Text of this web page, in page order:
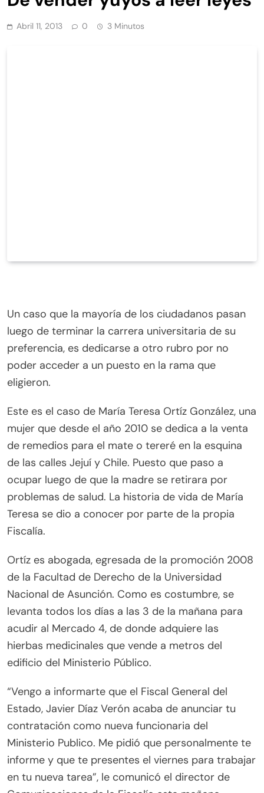
Abril 11, 2013 0 3 Minutos
Un caso que la mayoría de los ciudadanos pasan
luego de terminar la carrera universitaria de su
preferencia, es dedicarse a otro rubro por no
poder acceder a un puesto en la rama que
eligieron.
Este es el caso de María Teresa Ortíz González, una
mujer que desde el año 2010 se dedica a la venta
de remedios para el mate o tereré en la esquina
de las calles Jejuí y Chile. Puesto que paso a
ocupar luego de que la madre se retirara por
problemas de salud. La historia de vida de María
Teresa se dio a conocer por parte de la propia
Fiscalía.
Ortíz es abogada, egresada de la promoción 2008
de la Facultad de Derecho de la Universidad
Nacional de Asunción. Como es costumbre, se
levanta todos los días a las 3 de la mañana para
acudir al Mercado 4, de donde adquiere las
hierbas medicinales que vende a metros del
edificio del Ministerio Público.
“Vengo a informarte que el Fiscal General del
Estado, Javier Díaz Verón acaba de anunciar tu
contratación como nueva funcionaria del
Ministerio Publico. Me pidió que personalmente te
informe y que te presentes el viernes para trabajar
en tu nueva tarea”, le comunicó el director de